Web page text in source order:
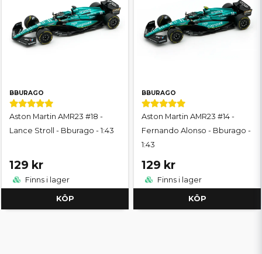
BBURAGO
Aston Martin AMR23 #18 -
Lance Stroll - Bburago - 1:43
129 kr
Finns i lager
KÖP
BBURAGO
Aston Martin AMR23 #14 -
Fernando Alonso - Bburago -
1:43
129 kr
Finns i lager
KÖP